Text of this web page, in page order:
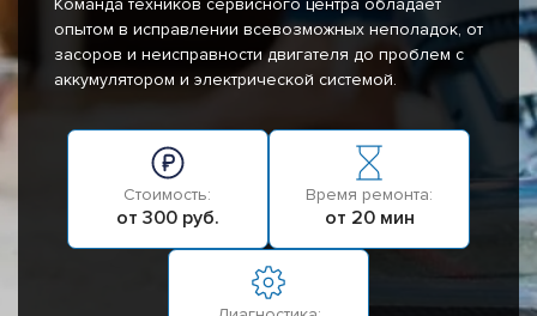
Команда техников сервисного центра обладает
опытом в исправлении всевозможных неполадок, от
засоров и неисправности двигателя до проблем с
аккумулятором и электрической системой.
Стоимость:
от 300 руб.
Время ремонта:
от 20 мин